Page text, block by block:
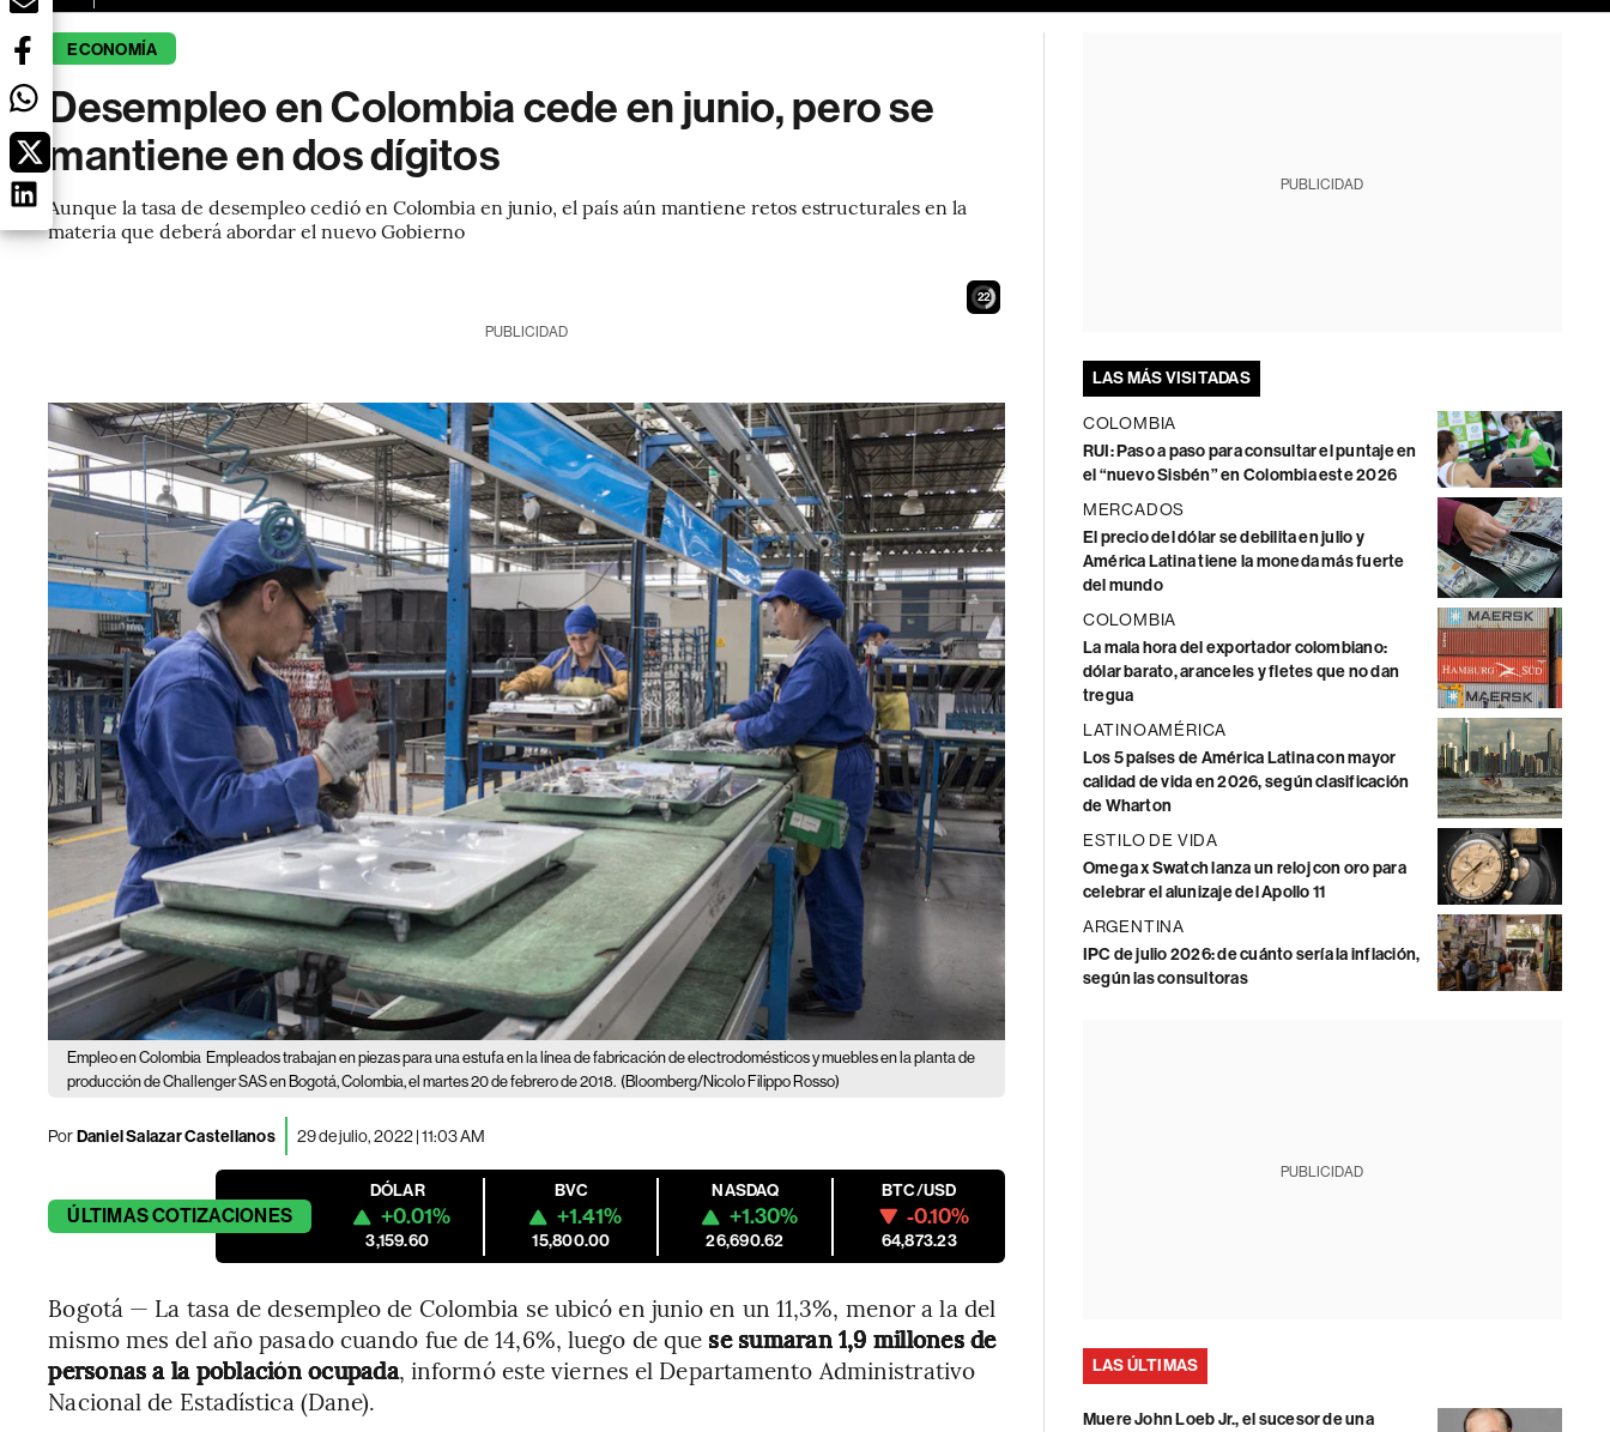
ECONOMÍA
Desempleo en Colombia cede en junio, pero se
mantiene en dos dígitos
Aunque la tasa de desempleo cedió en Colombia en junio, el país aún mantiene retos estructurales en la
materia que deberá abordar el nuevo Gobierno
21
PUBLICIDAD
Empleo en Colombia Empleados trabajan en piezas para una estufa en la línea de fabricación de electrodomésticos y muebles en la planta de
producción de Challenger SAS en Bogotá, Colombia, el martes 20 de febrero de 2018. (Bloomberg/Nicolo Filippo Rosso)
PorDaniel Salazar Castellanos 29 de julio, 2022 | 11:03 AM
ÚLTIMASCOTIZACIONES
DÓLAR
+0.01%
3,159.60
BVC
+1.41%
15,800.00
NASDAQ
+1.30%
26,690.62
BTC/USD
-0.10%
64,873.23
Bogotá — La tasa de desempleo de Colombia se ubicó en junio en un 11,3%, menor a la del
mismo mes del año pasado cuando fue de 14,6%, luego de que se sumaran 1,9 millones de
personas a la población ocupada, informó este viernes el Departamento Administrativo
Nacional de Estadística (Dane).
PUBLICIDAD
LAS MÁS VISITADAS
COLOMBIA
RUI: Paso a paso para consultar el puntaje en
el “nuevo Sisbén” en Colombia este 2026
MERCADOS
El precio del dólar se debilita en julio y
América Latina tiene la moneda más fuerte
del mundo
COLOMBIA
La mala hora del exportador colombiano:
dólar barato, aranceles y fletes que no dan
tregua
LATINOAMÉRICA
Los 5 países de América Latina con mayor
calidad de vida en 2026, según clasificación
de Wharton
ESTILO DE VIDA
Omega x Swatch lanza un reloj con oro para
celebrar el alunizaje del Apollo 11
ARGENTINA
IPC de julio 2026: de cuánto sería la inflación,
según las consultoras
PUBLICIDAD
LAS ÚLTIMAS
Muere John Loeb Jr., el sucesor de una